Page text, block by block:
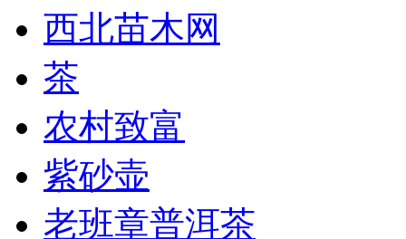
西北苗木网
茶
农村致富
紫砂壶
老班章普洱茶